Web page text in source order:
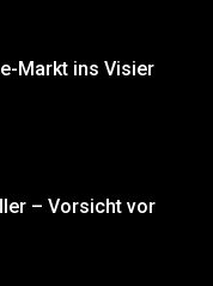
Markt ins Visier
– Vorsicht vor